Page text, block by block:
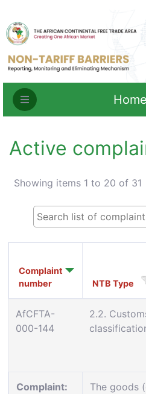
Home
Active
Showing items 1 to 20 of 31
Complaint
number
NTB Type
AfCFTA-
000-144
2.2.
Complaint:
The goods